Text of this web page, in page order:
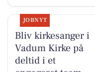
JOBNYT
Bliv kirkesanger i
Vadum Kirke på
deltid i et